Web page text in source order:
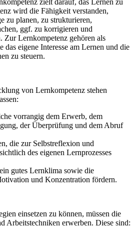
zielt darauf, das Lernen zu
wird die Fähigkeit verstanden,
zu planen, zu strukturieren,
ggf. zu korrigieren und
Zur Lernkompetenz gehören als
das eigene Interesse am Lernen und die
zu steuern.
von Lernkompetenz stehen
vorrangig dem Erwerb, dem
der Überprüfung und dem Abruf
die zur Selbstreflexion und
des eigenen Lernprozesses
gutes Lernklima sowie die
und Konzentration fördern.
einsetzen zu können, müssen die
Arbeitstechniken erwerben. Diese sind: